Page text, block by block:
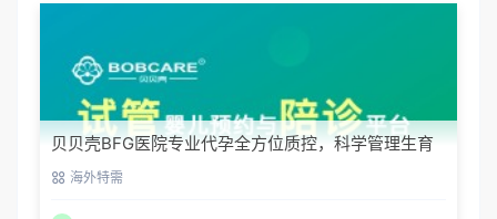
贝贝壳BFG医院专业代孕全方位质控，科学管理生育
每一步
海外特需